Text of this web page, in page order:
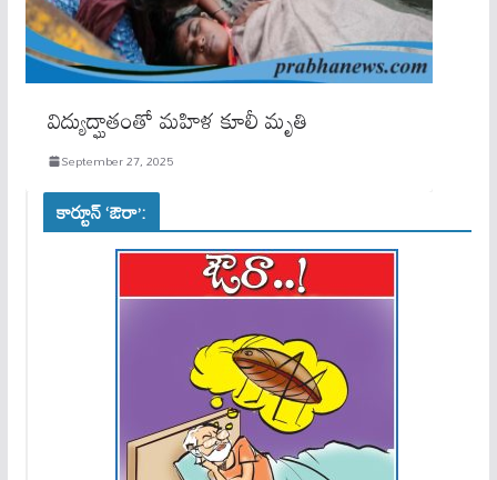
విద్యుద్ఘాతంతో మ‌హిళ కూలీ మృతి
September 27, 2025
కార్టూన్ ‘ఔరా’: